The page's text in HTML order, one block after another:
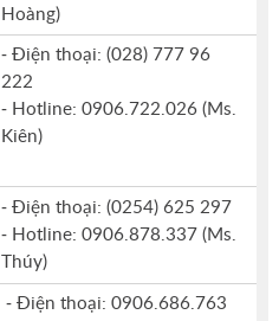
Hoàng)
- Điện thoại: (028) 777 96
222
- Hotline: 0906.722.026 (Ms.
Kiên)
- Điện thoại: (0254) 625 297
- Hotline: 0906.878.337 (Ms.
Thúy)
- Điện thoại: 0906.686.763